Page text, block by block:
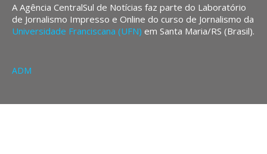
A Agência CentralSul de Notícias faz parte do Laboratório
de Jornalismo Impresso e Online do curso de Jornalismo da
Universidade Franciscana (UFN) em Santa Maria/RS (Brasil).
ADM